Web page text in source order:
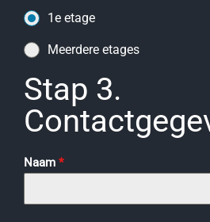
1e etage
Meerdere etages
Stap 3.
Naam *